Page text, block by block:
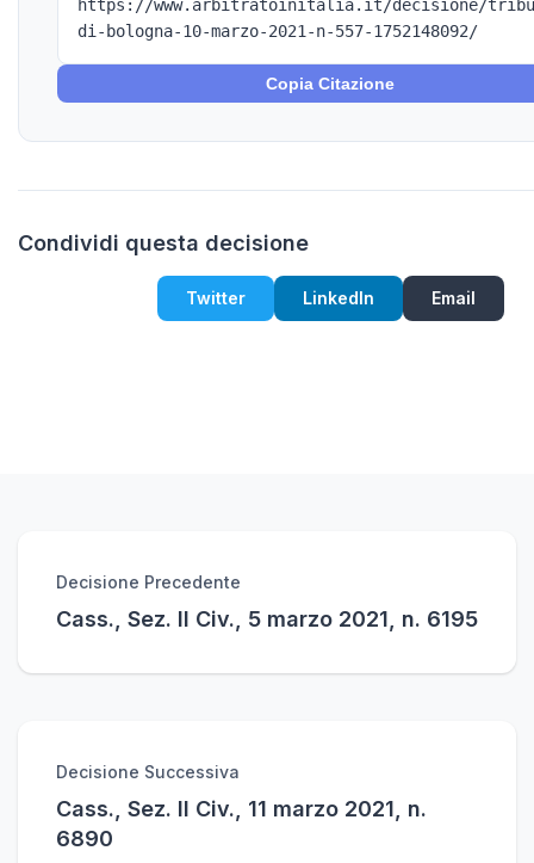
https://www.arbitratoinitalia.it/decisione/
di-bologna-10-marzo-2021-n-557-1752148092/
Copia Citazione
Condividi questa decisione
Twitter LinkedIn Email
Decisione Precedente
Cass., Sez. II Civ., 5 marzo 2021, n. 6195
Decisione Successiva
Cass., Sez. II Civ., 11 marzo 2021, n.
6890